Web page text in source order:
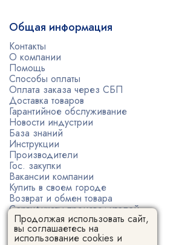
Общая информация
Контакты
О компании
Помощь
Способы оплаты
Оплата заказа через СБП
Доставка товаров
Гарантийное обслуживание
Новости индустрии
База знаний
Инструкции
Производители
Гос. закупки
Вакансии компании
Купить в своем городе
Возврат и обмен товара
Сертификаты производителей
Политика конфиденциальности
Пользовательское соглашение
Продолжая использовать сайт,
вы соглашаетесь на
использование cookies и